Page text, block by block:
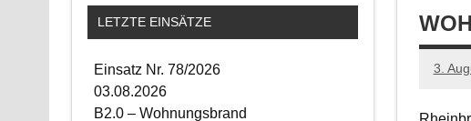
3.
LETZTE EINSÄTZE
Einsatz Nr. 78/2026
03.08.2026
B2.0 – Wohnungsbrand